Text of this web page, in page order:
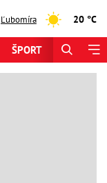
Ľubomíra 20 °C
ŠPORT